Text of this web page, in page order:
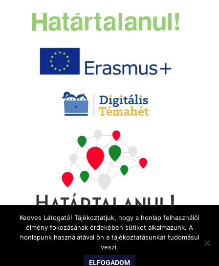
WordPress Theme: Gridbox by ThemeZee.
Kedves Látogató! Tájékoztatjuk, hogy a honlap felhasználói
élmény fokozásának érdekében sütiket alkalmazunk. A
honlapunk használatával ön a tájékoztatásunkat tudomásul
veszi.
ELFOGADOM